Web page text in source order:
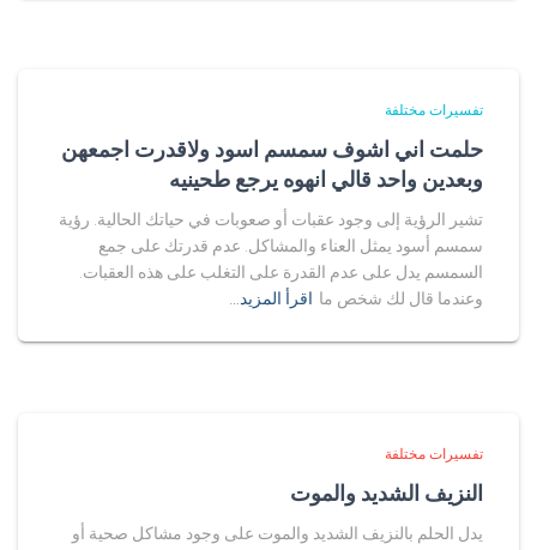
تفسيرات مختلفة
حلمت اني اشوف سمسم اسود ولاقدرت اجمعهن
وبعدين واحد قالي انهوه يرجع طحينيه
تشير الرؤية إلى وجود عقبات أو صعوبات في حياتك الحالية. رؤية
سمسم أسود يمثل العناء والمشاكل. عدم قدرتك على جمع
السمسم يدل على عدم القدرة على التغلب على هذه العقبات.
وعندما قال لك شخص ما اقرأ المزيد…
تفسيرات مختلفة
النزيف الشديد والموت
يدل الحلم بالنزيف الشديد والموت على وجود مشاكل صحية أو